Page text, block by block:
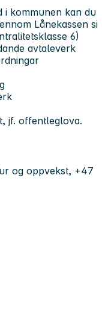
i kommunen kan du
Lånekassen si
6)
avtaleverk
jf. offentleglova.
og oppvekst, +47